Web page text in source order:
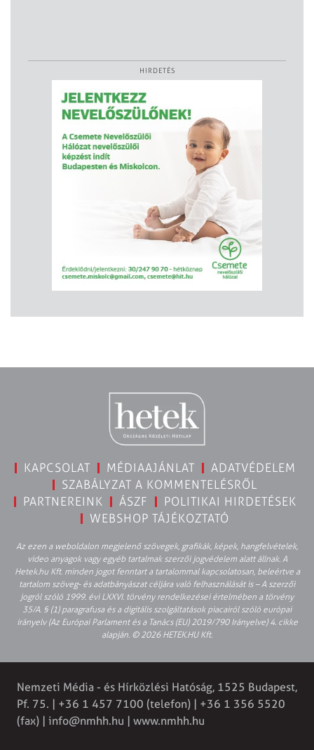
HIRDETÉS
KAPCSOLAT MÉDIAAJÁNLAT
ADATVÉDELEM
SZABÁLYZAT A KOMMENTELÉSRŐL
PARTNEREINK
ÁSZF
POLITIKAI HIRDETÉSEK
WEBSHOP TÁJÉKOZTATÓ
Az ezen a weboldalon megjelenő szövegek, grafikák, képek, hangfelvételek,
video anyagok vagy egyéb tartalmak szerzői jogvédelem alatt állnak. A
Hetek.hu Kft. minden jogot fenntart a tartalommal kapcsolatosan, beleértve a
tartalom szöveg- és adatbányászat céljára való felhasználását is – A szerzői
jogról szóló 1999. évi LXXVI. törvény rendelkezései értelmében a törvény
35/A. § (1) paragrafusa és a digitális szolgáltatások piacairól szóló európai
irányelv (Az Európai Parlament és a Tanács (EU) 2019/790 Irányelve) 4. cikke
alapján. © 2026 HETEK.HU Kft.
Nemzeti Média - és Hírközlési Hatóság, 1525 Budapest,
Pf. 75. | +36 1 457 7100 (telefon) | +36 1 356 5520
(fax) | info@nmhh.hu | www.nmhh.hu